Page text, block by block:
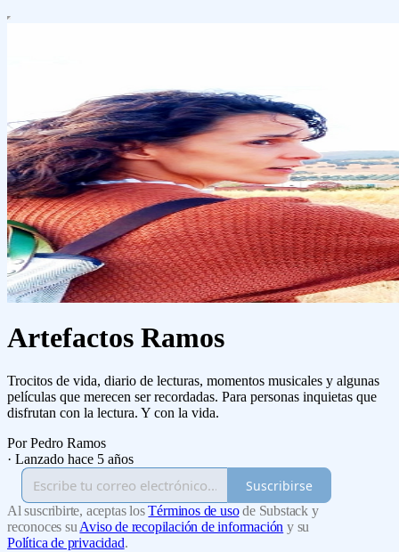
Artefactos Ramos
Trocitos de vida, diario de lecturas, momentos musicales y algunas
películas que merecen ser recordadas. Para personas inquietas que
disfrutan con la lectura. Y con la vida.
Por Pedro Ramos
· Lanzado hace 5 años
Suscribirse
Al suscribirte, aceptas losTérminos de usode Substack y
reconoces suAviso de recopilación de información y su
Política de privacidad.